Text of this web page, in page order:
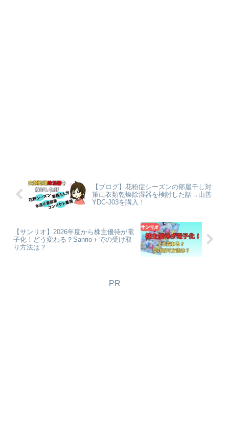
【ブログ】花粉症シーズンの部屋干し対
策に衣類乾燥除湿器を検討した話→山善
YDC-J03を購入！
【サンリオ】2026年度から株主優待が電
子化！どう変わる？Sanrio＋での受け取
り方法は？
PR